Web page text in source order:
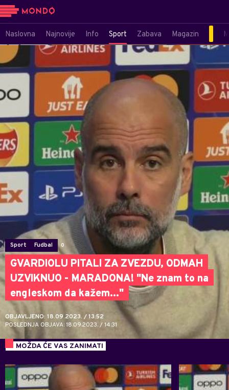
Naslovna Najnovije Info Sport Zabava Magazin
Sport Fudbal 0
GVARDIOLU PITALI ZA ZVEZDU, ODMAH
UZVIKNUO - MARADONA! "Ne znam to na
engleskom da kažem..."
OBJAVLJENO: 18.09.2023. / 13:52
POSLEDNJA OBJAVA: 18.09.2023. / 14:31
MOŽDA ĆE VAS ZANIMATI